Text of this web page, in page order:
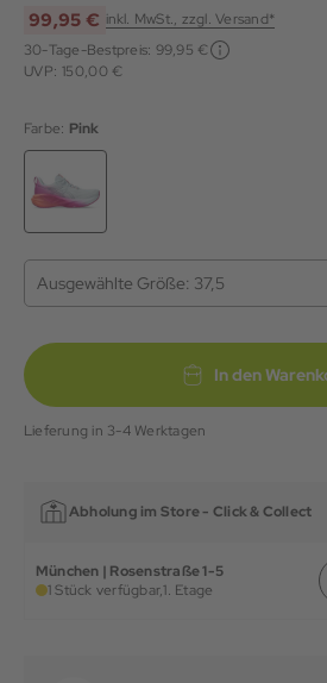
99,95 € inkl. MwSt., zzgl. Versand*
30-Tage-Bestpreis: 99,95 €
UVP: 150,00 €
Farbe: Pink
Ausgewählte Größe: 37,5
In den
Lieferung in 3-4 Werktagen
Abholung im Store - Click & Collect
München | Rosenstraße 1-5
1 Stück verfügbar,1. Etage